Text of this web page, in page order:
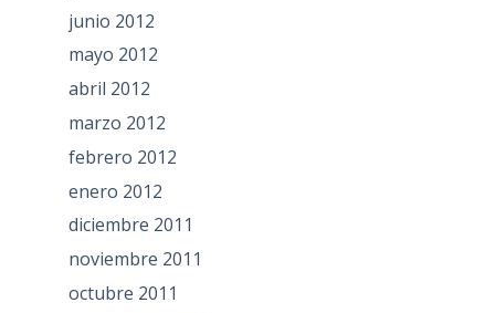
junio 2012
mayo 2012
abril 2012
marzo 2012
febrero 2012
enero 2012
diciembre 2011
noviembre 2011
octubre 2011